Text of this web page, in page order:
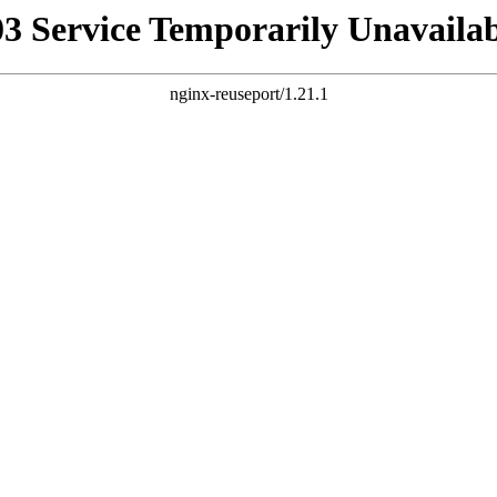
Service Temporarily
nginx-reuseport/1.21.1